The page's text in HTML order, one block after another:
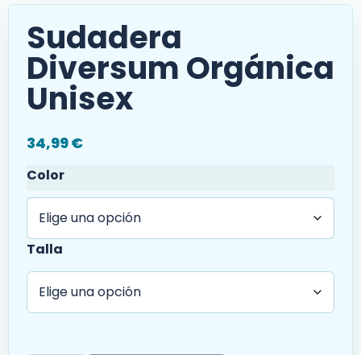
Sudadera
Diversum Orgánica
Unisex
34,99€
Color
Talla